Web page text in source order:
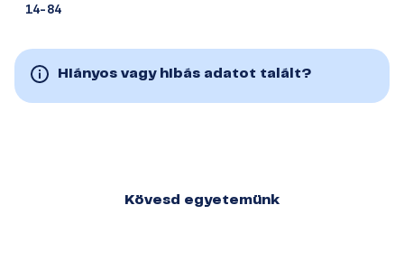
14-84
Hiányos vagy hibás adatot talált?
Kövesd egyetemünk